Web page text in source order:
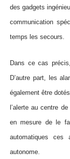
des gadgets
communication
temps les secours.
Dans ce cas
D’autre part, les
également être
l’alerte au centre
en mesure de le
automatiques ces
autonome.